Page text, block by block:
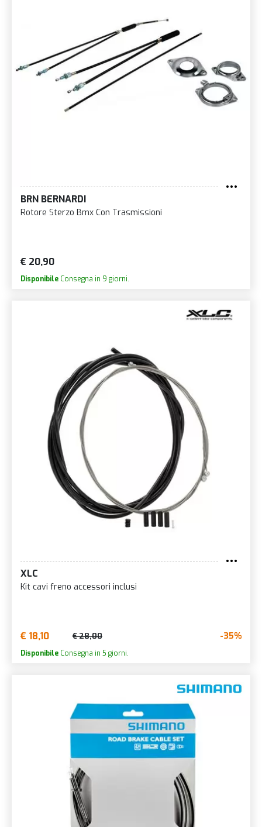
BRN BERNARDI
Rotore Sterzo Bmx Con Trasmissioni
€ 20,90
Disponibile Consegna in 9 giorni.
XLC
Kit cavi freno accessori inclusi
€ 18,10 € 28,00 -35%
Disponibile Consegna in 5 giorni.